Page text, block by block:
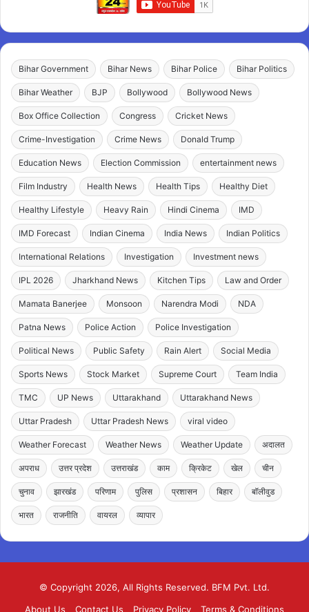
Bihar Government Bihar News Bihar Police Bihar Politics
Bihar Weather BJP Bollywood Bollywood News
Box Office Collection Congress Cricket News
Crime-Investigation Crime News Donald Trump
Education News Election Commission entertainment news
Film Industry Health News Health Tips Healthy Diet
Healthy Lifestyle Heavy Rain Hindi Cinema IMD
IMD Forecast Indian Cinema India News Indian Politics
International Relations Investigation Investment news
IPL 2026 Jharkhand News Kitchen Tips Law and Order
Mamata Banerjee Monsoon Narendra Modi NDA
Patna News Police Action Police Investigation
Political News Public Safety Rain Alert Social Media
Sports News Stock Market Supreme Court Team India
TMC UP News Uttarakhand Uttarakhand News
Uttar Pradesh Uttar Pradesh News viral video
Weather Forecast Weather News Weather Update अदालत
अपराध उत्तर प्रदेश उत्तराखंड काम क्रिकेट खेल चीन
चुनाव झारखंड परिणाम पुलिस प्रशासन बिहार बॉलीवुड
भारत राजनीति वायरल व्यापार
© Copyright 2026, All Rights Reserved. BFM Pvt. Ltd.
About Us
Contact Us Privacy Policy Terms & Conditions